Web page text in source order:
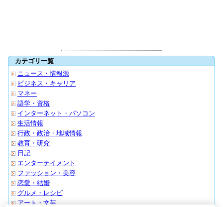
カテゴリ一覧
ニュース・情報源
ビジネス・キャリア
マネー
語学・資格
インターネット・パソコン
生活情報
行政・政治・地域情報
教育・研究
日記
エンターテイメント
ファッション・美容
恋愛・結婚
グルメ・レシピ
アート・文芸